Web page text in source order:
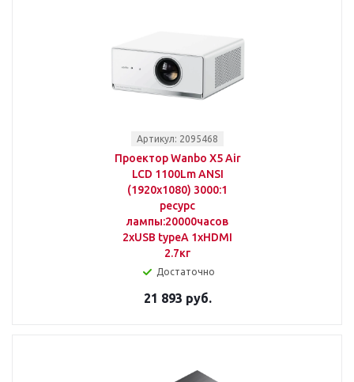
Артикул: 2095468
Проектор Wanbo X5 Air
LCD 1100Lm ANSI
(1920x1080) 3000:1
ресурс
лампы:20000часов
2xUSB typeA 1xHDMI
2.7кг
Достаточно
21 893 руб.